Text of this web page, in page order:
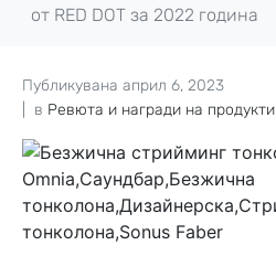
от RED DOT за 2022 година
Публикувана април 6, 2023
в Ревюта и награди на продукти